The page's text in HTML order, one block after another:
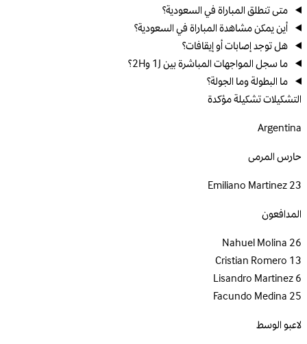
متى تنطلق المباراة في السعودية؟
أين يمكن مشاهدة المباراة في السعودية؟
هل توجد إصابات أو إيقافات؟
ما سجل المواجهات المباشرة بين 1J و2H؟
ما البطولة وما الجولة؟
التشكيلاتتشكيلة مؤكدة
Argentina
حارس المرمى
23
Emiliano Martinez
المدافعون
26
Nahuel Molina
13
Cristian Romero
6
Lisandro Martinez
25
Facundo Medina
لاعبو الوسط